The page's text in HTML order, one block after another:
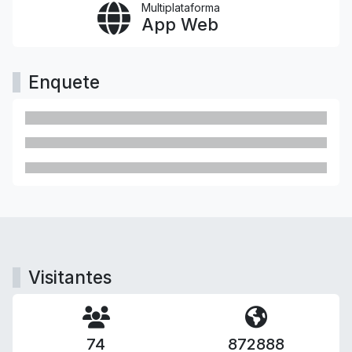
Multiplataforma
App Web
Enquete
Visitantes
74 872888